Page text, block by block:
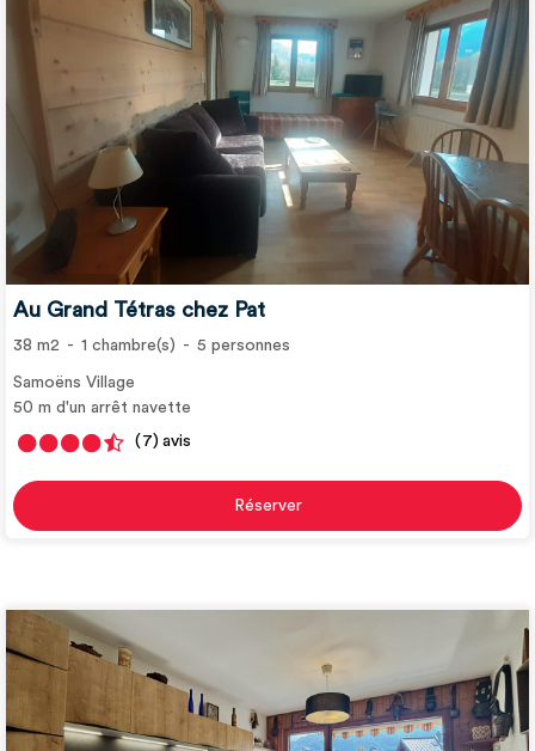
Au Grand Tétras chez Pat
Samoëns Village
50 m d'un arrêt navette
38 m2 1 chambre(s) 5 personnes
avis
(7)
Réserver